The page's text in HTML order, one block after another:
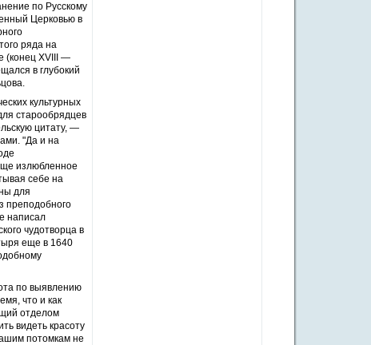
по Русскому
Церковью в
ряда на
(конец XVIII —
в глубокий
культурных
старообрядцев
цитату, —
"Да и на
излюбленное
себе на
для
преподобного
написал
чудотворца в
еще в 1640
по выявлению
что и как
отделом
видеть красоту
потомкам не